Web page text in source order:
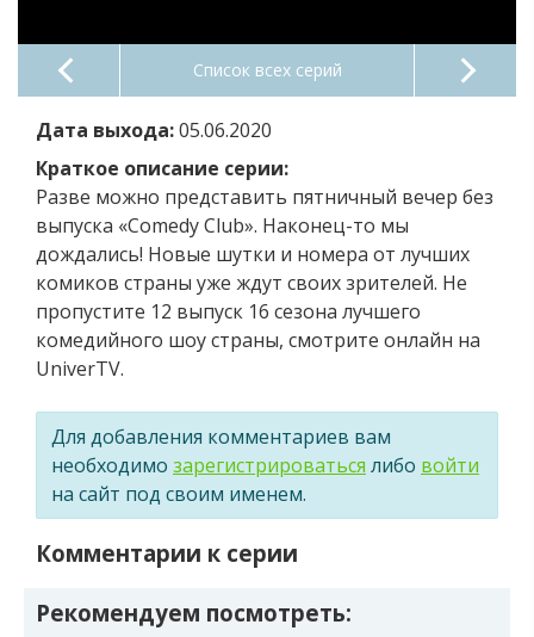
Список всех серий
Дата выхода:05.06.2020
Краткое описание серии:
Разве можно представить пятничный вечер без
выпуска «Comedy Club». Наконец-то мы
дождались! Новые шутки и номера от лучших
комиков страны уже ждут своих зрителей. Не
пропустите 12 выпуск 16 сезона лучшего
комедийного шоу страны, смотрите онлайн на
UniverTV.
Для добавления комментариев вам
необходимо зарегистрироваться либо войти
на сайт под своим именем.
Комментарии к серии
Рекомендуем посмотреть: